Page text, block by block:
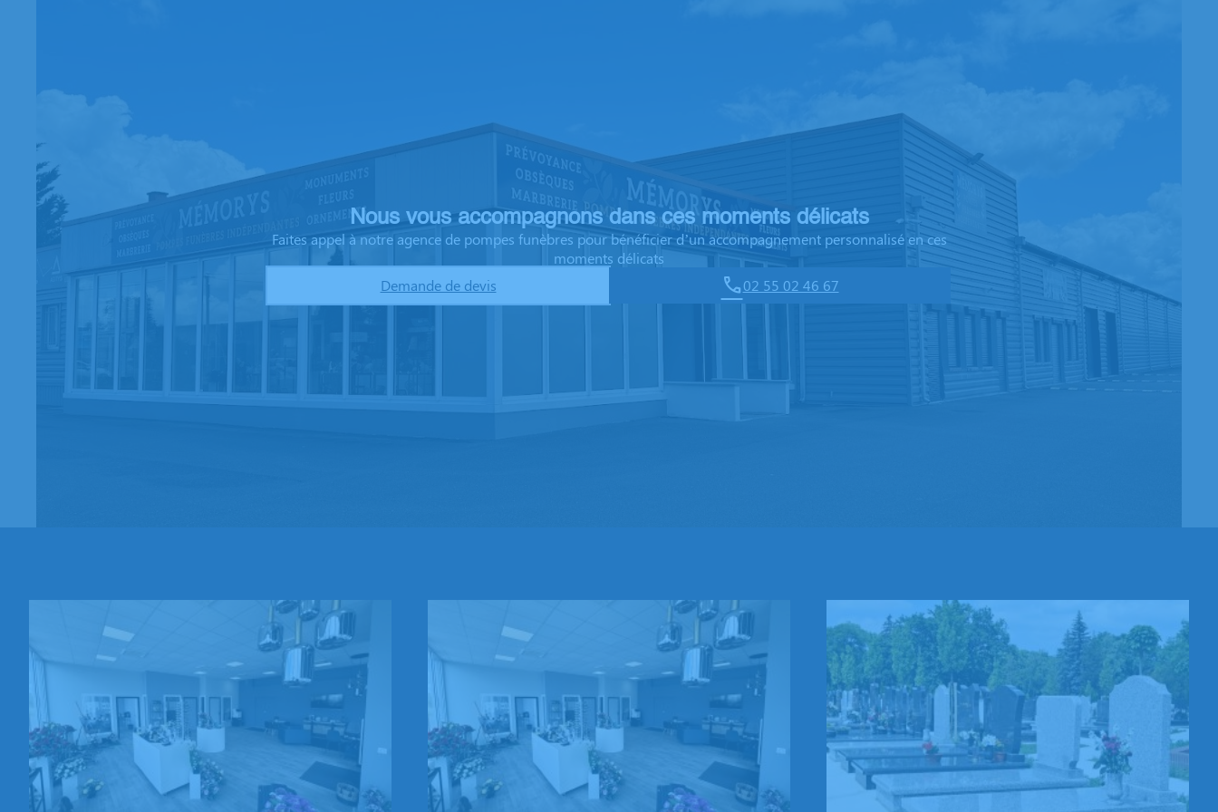
Nous vous accompagnons dans ces moments délicats
Faites appel à notre agence de pompes funèbres pour bénéficier d’un accompagnement personnalisé en ces
moments délicats
Demande de devis
02 55 02 46 67